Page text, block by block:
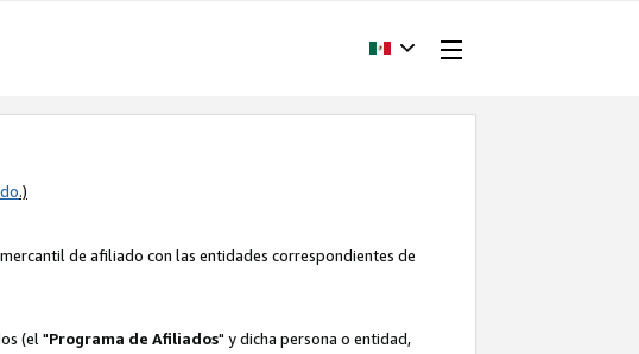
.)
de afiliado con las entidades correspondientes de
(el "Programa de Afiliados" y dicha persona o entidad,